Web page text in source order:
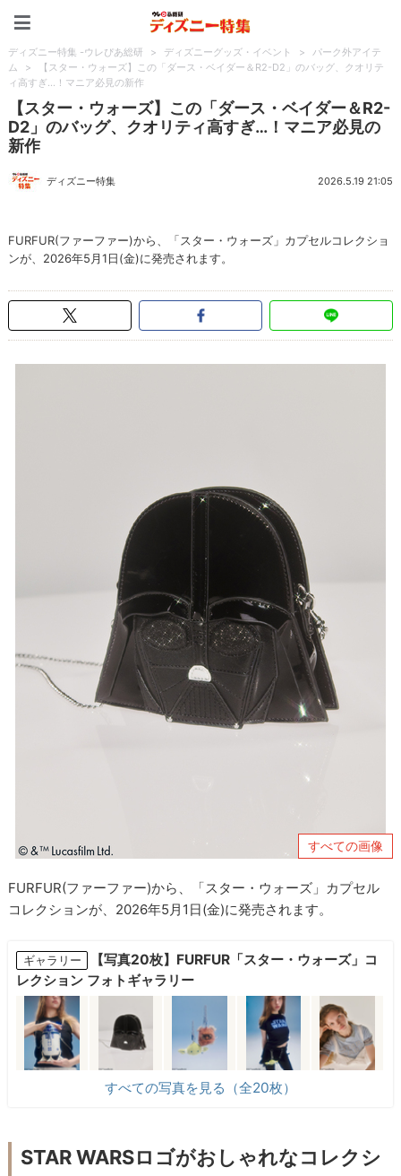
ディズニー特集 -ウレぴあ総研 > ディズニーグッズ・イベント >
パーク外アイテ
ム
>
【スター・ウォーズ】この「ダース・ベイダー＆R2-D2」のバッグ、クオリテ
ィ高すぎ…！マニア必見の新作
【スター・ウォーズ】この「ダース・ベイダー＆R2-
D2」のバッグ、クオリティ高すぎ…！マニア必見の
新作
ディズニー特集 2026.5.19 21:05
FURFUR(ファーファー)から、「スター・ウォーズ」カプセルコレクショ
ンが、2026年5月1日(金)に発売されます。
すべての画像
FURFUR(ファーファー)から、「スター・ウォーズ」カプセル
コレクションが、2026年5月1日(金)に発売されます。
ギャラリー
【写真20枚】FURFUR「スター・ウォーズ」コ
レクション フォトギャラリー
すべての写真を見る（全20枚）
STAR WARSロゴがおしゃれなコレクシ